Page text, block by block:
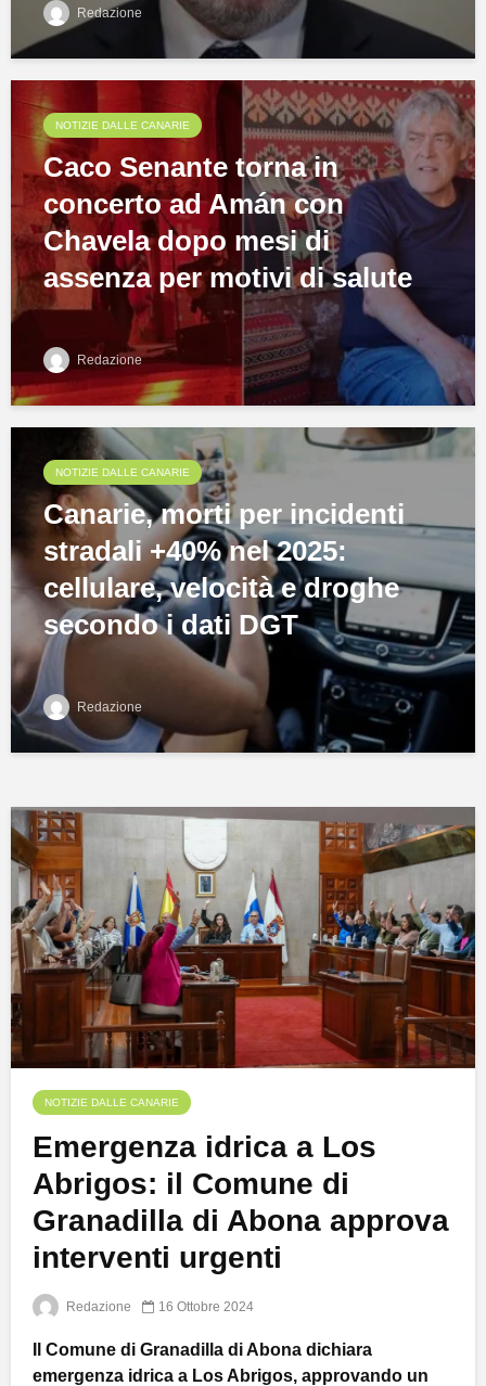
Redazione
NOTIZIE DALLE CANARIE
Caco Senante torna in
concerto ad Amán con
Chavela dopo mesi di
assenza per motivi di salute
Redazione
NOTIZIE DALLE CANARIE
Canarie, morti per incidenti
stradali +40% nel 2025:
cellulare, velocità e droghe
secondo i dati DGT
Redazione
NOTIZIE DALLE CANARIE
Emergenza idrica a Los
Abrigos: il Comune di
Granadilla di Abona approva
interventi urgenti
Redazione 16 Ottobre 2024
Il Comune di Granadilla di Abona dichiara
emergenza idrica a Los Abrigos, approvando un